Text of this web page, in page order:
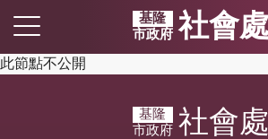
基隆
市政府 社會處
此節點不公開
基隆
市政府 社會處